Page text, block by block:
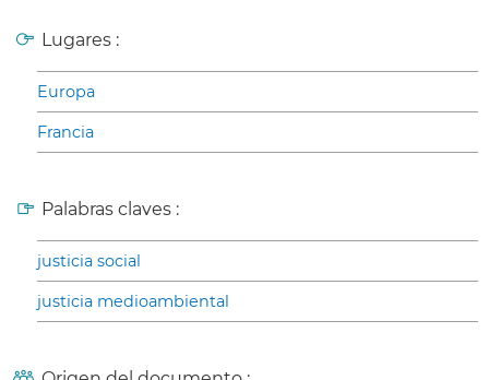
Lugares :
Europa
Francia
Palabras claves :
justicia social
justicia medioambiental